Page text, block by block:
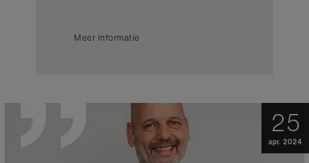
Meer informatie
25
apr. 2024